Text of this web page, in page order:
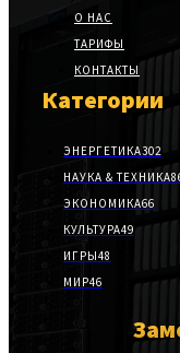
О НАС
ТАРИФЫ
КОНТАКТЫ
Категории
ЭНЕРГЕТИКА302
НАУКА & ТЕХНИКА
ЭКОНОМИКА66
КУЛЬТУРА49
ИГРЫ48
МИР46